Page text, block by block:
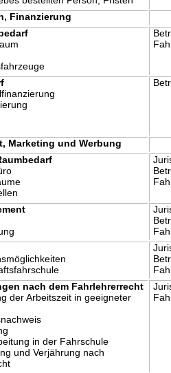
Finanzierung
Marketing und Werbung
nach dem Fahrlehrerrecht
der Arbeitszeit in geeigneter
in der Fahrschule
und Verjährung nach